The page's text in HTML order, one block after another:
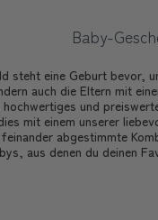
Baby-
steht eine Geburt bevor,
auch die Eltern mit
und
mit einem unserer
abgestimmte
aus denen du deinen